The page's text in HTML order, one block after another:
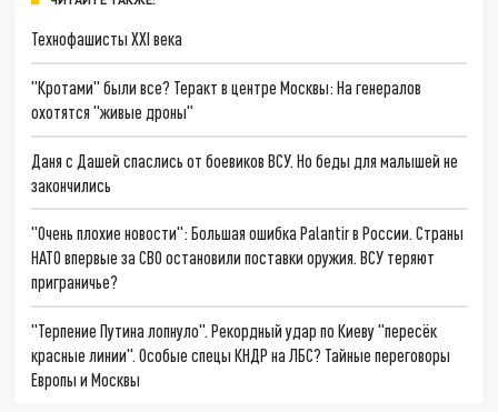
Технофашисты XXI века
"Кротами" были все? Теракт в центре Москвы: На генералов
охотятся "живые дроны"
Даня с Дашей спаслись от боевиков ВСУ. Но беды для малышей не
закончились
"Очень плохие новости": Большая ошибка Palantir в России. Страны
НАТО впервые за СВО остановили поставки оружия. ВСУ теряют
приграничье?
"Терпение Путина лопнуло". Рекордный удар по Киеву "пересёк
красные линии". Особые спецы КНДР на ЛБС? Тайные переговоры
Европы и Москвы